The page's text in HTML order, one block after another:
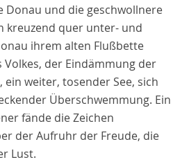
Donau und die geschwollnere
kreuzend quer unter- und
ihrem alten Flußbette
Volkes, der Eindämmung der
weiter, tosender See, sich
Überschwemmung. Ein
fände die Zeichen
der Aufruhr der Freude, die
Lust.